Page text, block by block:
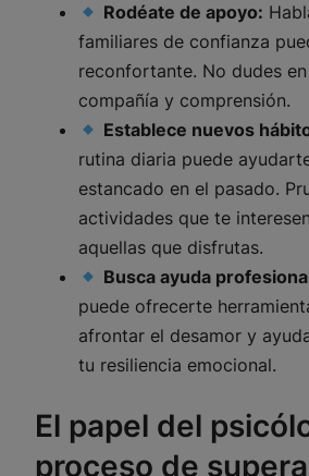
Rodéate de apoyo:
familiares de confianza
reconfortante. No dudes
compañía y comprensión.
Establece nuevos
rutina diaria puede
estancado en el pasado.
actividades que te
aquellas que disfrutas.
Busca ayuda
puede ofrecerte
afrontar el desamor y
tu resiliencia emocional.
El papel del
proceso de